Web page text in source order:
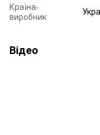
Країна-
виробник
Відео